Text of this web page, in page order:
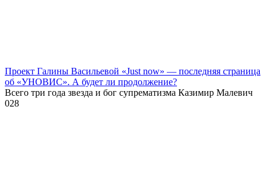
Проект Галины Васильевой «Just now» — последняя страница
об «УНОВИС». А будет ли продолжение?
Всего три года звезда и бог супрематизма Казимир Малевич
028